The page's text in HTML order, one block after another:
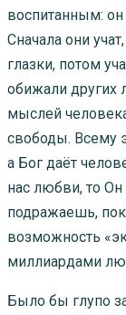
воспитанным: он
Сначала они
глазки, потом
обижали других
мыслей
свободы. Всему
а Бог даёт
нас любви, то Он
подражаешь,
возможность
миллиардами
Было бы глупо